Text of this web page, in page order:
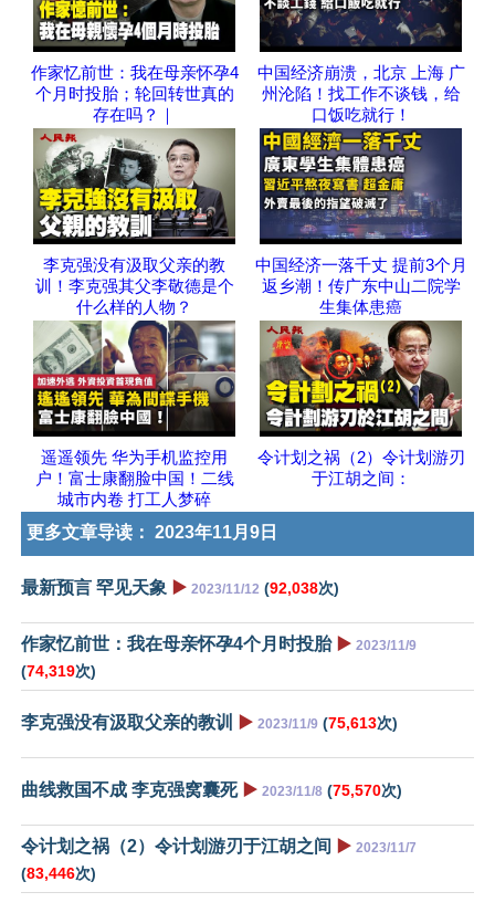
作家忆前世：我在母亲怀孕4
个月时投胎；轮回转世真的
存在吗？｜
中国经济崩溃，北京 上海 广
州沦陷！找工作不谈钱，给
口饭吃就行！
李克强没有汲取父亲的教
训！李克强其父李敬德是个
什么样的人物？
中国经济一落千丈 提前3个月
返乡潮！传广东中山二院学
生集体患癌
遥遥领先 华为手机监控用
户！富士康翻脸中国！二线
城市内卷 打工人梦碎
令计划之祸（2）令计划游刃
于江胡之间：
更多文章导读： 2023年11月9日
最新预言 罕见天象 ▶️ 2023/11/12 (92,038次)
作家忆前世：我在母亲怀孕4个月时投胎 ▶️ 2023/11/9
(74,319次)
李克强没有汲取父亲的教训 ▶️ 2023/11/9 (75,613次)
曲线救国不成 李克强窝囊死 ▶️ 2023/11/8 (75,570次)
令计划之祸（2）令计划游刃于江胡之间 ▶️ 2023/11/7
(83,446次)